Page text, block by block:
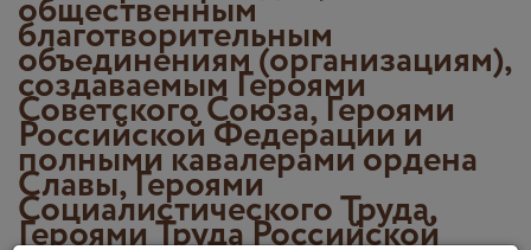
общественным
благотворительным
объединениям (организациям),
создаваемым Героями
Советского Союза, Героями
Российской Федерации и
полными кавалерами ордена
Славы, Героями
Социалистического Труда,
Героями Труда Российской